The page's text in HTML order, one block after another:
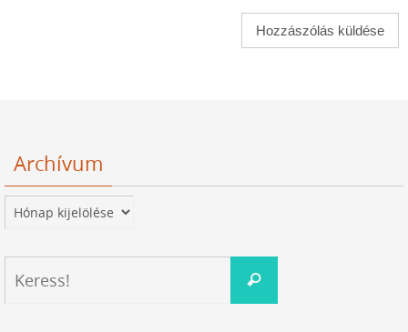
Archívum
Archívum
Keress!